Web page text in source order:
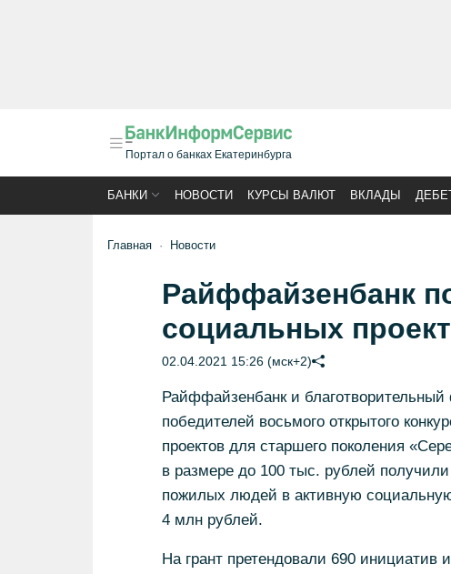
Портал о банках Екатеринбурга
БАНКИ НОВОСТИ КУРСЫ ВАЛЮТ ВКЛАДЫ
Главная Новости
Райффайзенбанк
социальных
02.04.2021 15:26 (мск+2)
Райффайзенбанк и
победителей восьмого открытого
проектов для старшего поколения
в размере до 100 тыс. рублей
пожилых людей в активную
4 млн рублей.
На грант претендовали 690 инициатив